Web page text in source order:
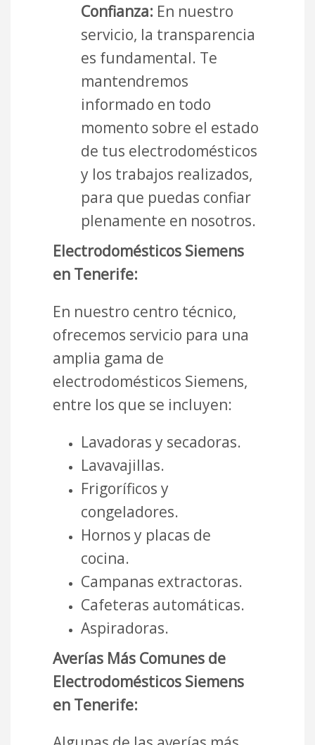
Confianza: En nuestro
servicio, la transparencia
es fundamental. Te
mantendremos
informado en todo
momento sobre el estado
de tus electrodomésticos
y los trabajos realizados,
para que puedas confiar
plenamente en nosotros.
Electrodomésticos Siemens
en Tenerife:
En nuestro centro técnico,
ofrecemos servicio para una
amplia gama de
electrodomésticos Siemens,
entre los que se incluyen:
Lavadoras y secadoras.
Lavavajillas.
Frigoríficos y
congeladores.
Hornos y placas de
cocina.
Campanas extractoras.
Cafeteras automáticas.
Aspiradoras.
Averías Más Comunes de
Electrodomésticos Siemens
en Tenerife: